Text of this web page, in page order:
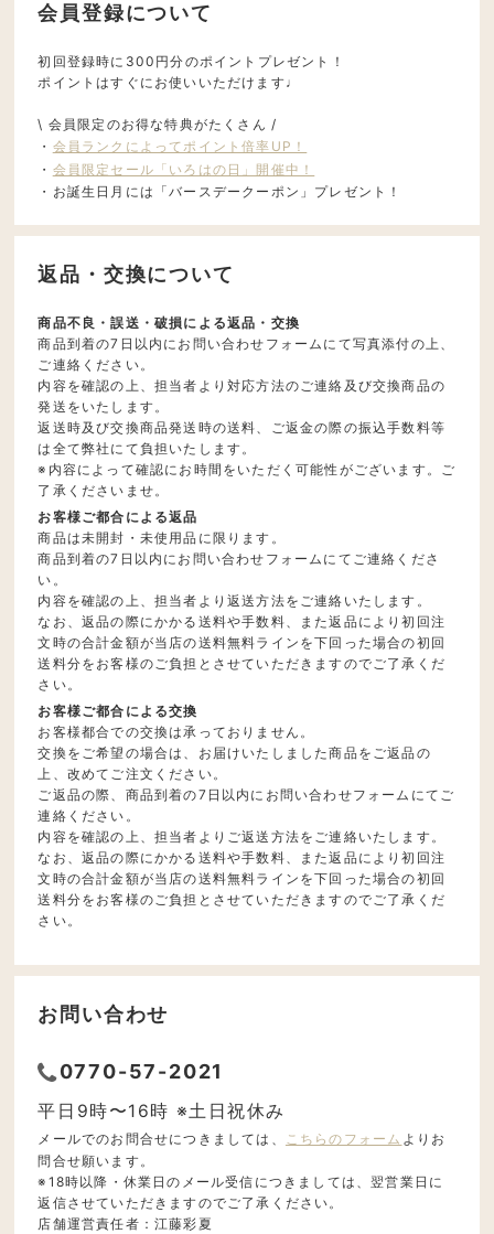
会員登録について
初回登録時に300円分のポイントプレゼント！
ポイントはすぐにお使いいただけます♩
\ 会員限定のお得な特典がたくさん /
・ 会員ランクによってポイント倍率UP！
・ 会員限定セール「いろはの日」開催中！
・お誕生日月には「バースデークーポン」プレゼント！
返品・交換について
商品不良・誤送・破損による返品・交換
商品到着の7日以内にお問い合わせフォームにて写真添付の上、
ご連絡ください。
内容を確認の上、担当者より対応方法のご連絡及び交換商品の
発送をいたします。
返送時及び交換商品発送時の送料、ご返金の際の振込手数料等
は全て弊社にて負担いたします。
※内容によって確認にお時間をいただく可能性がございます。ご
了承くださいませ。
お客様ご都合による返品
商品は未開封・未使用品に限ります。
商品到着の7日以内にお問い合わせフォームにてご連絡くださ
い。
内容を確認の上、担当者より返送方法をご連絡いたします。
なお、返品の際にかかる送料や手数料、また返品により初回注
文時の合計金額が当店の送料無料ラインを下回った場合の初回
送料分をお客様のご負担とさせていただきますのでご了承くだ
さい。
お客様ご都合による交換
お客様都合での交換は承っておりません。
交換をご希望の場合は、お届けいたしました商品をご返品の
上、改めてご注文ください。
ご返品の際、商品到着の7日以内にお問い合わせフォームにてご
連絡ください。
内容を確認の上、担当者よりご返送方法をご連絡いたします。
なお、返品の際にかかる送料や手数料、また返品により初回注
文時の合計金額が当店の送料無料ラインを下回った場合の初回
送料分をお客様のご負担とさせていただきますのでご了承くだ
さい。
お問い合わせ
0770-57-2021
平日9時〜16時 ※土日祝休み
メールでのお問合せにつきましては、 こちらのフォーム よりお
問合せ願います。
※18時以降・休業日のメール受信につきましては、翌営業日に
返信させていただきますのでご了承ください。
店舗運営責任者：江藤彩夏